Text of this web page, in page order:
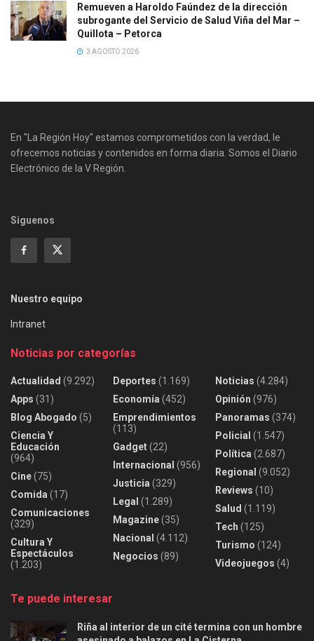
Remueven a Haroldo Faúndez de la dirección
subrogante del Servicio de Salud Viña del Mar –
Quillota – Petorca
3 AGOSTO 2026
En "La Región Hoy" estamos comprometidos con la verdad, le
ofrecemos noticias y contenidos en forma diaria. Somos el Diario
Electrónico de la V Región.
Siguenos
Nuestro equipo
Intranet
Noticias por categorías
Actualidad (9.292)
Apps (31)
Blog Abogado (5)
Ciencia Y
Educación
(964)
Cine(75)
Comida (17)
Comunicaciones
(329)
Cultura Y
Espectáculos
(1.203)
Deportes (1.169)
Economía (452)
Emprendimientos
(113)
Gadget(22)
Internacional (956)
Justicia (329)
Legal (1.289)
Magazine(35)
Nacional (4.112)
Negocios (89)
Noticias (4.284)
Opinión (976)
Panoramas (374)
Policial (1.547)
Política (2.687)
Regional (9.052)
Reviews (10)
Salud (1.119)
Tech (125)
Turismo (124)
Videojuegos (4)
Te puede interesar
Riña al interior de un cité termina con un hombre